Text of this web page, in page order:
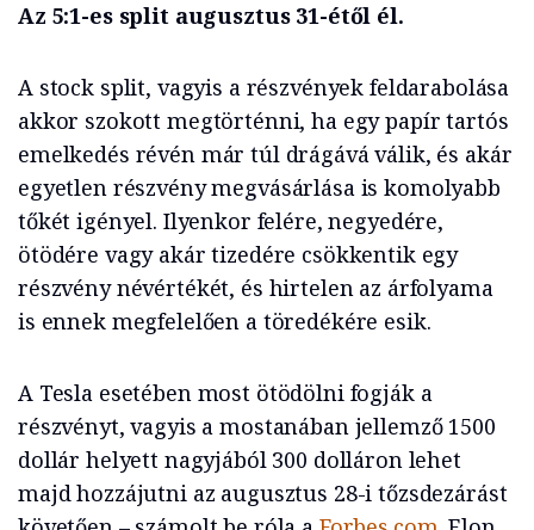
Az 5:1-es split augusztus 31-étől él.
A stock split, vagyis a részvények feldarabolása
akkor szokott megtörténni, ha egy papír tartós
emelkedés révén már túl drágává válik, és akár
egyetlen részvény megvásárlása is komolyabb
tőkét igényel. Ilyenkor felére, negyedére,
ötödére vagy akár tizedére csökkentik egy
részvény névértékét, és hirtelen az árfolyama
is ennek megfelelően a töredékére esik.
A Tesla esetében most ötödölni fogják a
részvényt, vagyis a mostanában jellemző 1500
dollár helyett nagyjából 300 dolláron lehet
majd hozzájutni az augusztus 28-i tőzsdezárást